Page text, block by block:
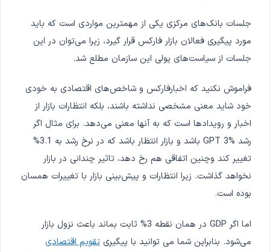
جلسات بانک‌های مرکزی یکی از مهمترین مواردی است که باید
مورد پیگیری فعالان بازار فارکس قرار گیرد، زیرا می‌توان در این
جلسات از سیاست‌های پولی این سازمان مطلع شد.
فراموش نکنید که اخبار‌فارکس و شاخص‌های اقتصادی به خودی
خود شاید معنی مشخصی نداشته باشند، بلکه انتظارات بازار از
اخبار و رویدادها است که به آنها معنی می‌دهد. برای مثال اگر
رشد GPT 3% باشد و بازار انتظار باشد که در نرخ رشد به 3.1%
تغییر کند وچنین اتفاقی هم رخ دهد، تاثیر چندانی در بازار
نخواهد گذاشت. زیرا انتظارات و پیش‌بینی بازار با تغییرات همسان
بوده است.
اما اگر GDP در همان نقطه 3% ثابت بماند باعث نزول بازار
می‌شود. بنابراین شما می توانید با پیگیری تقویم اقتصادی